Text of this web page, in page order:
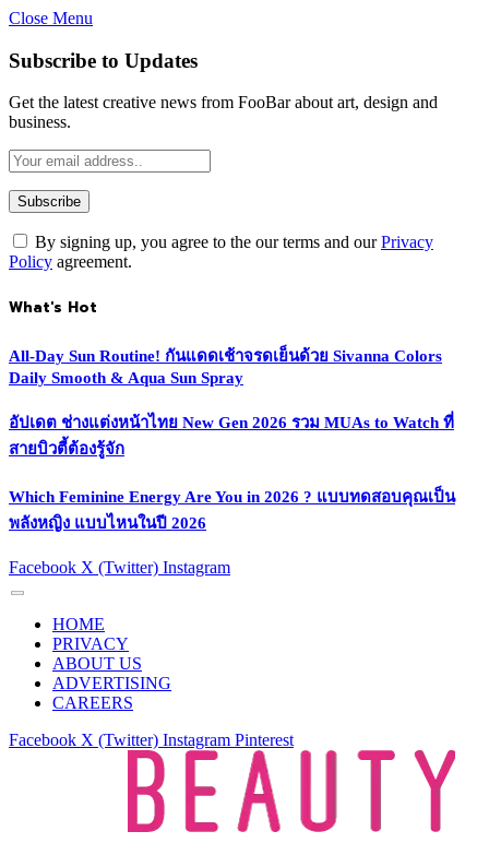
Close Menu
Subscribe to Updates
Get the latest creative news from FooBar about art, design and
business.
By signing up, you agree to the our terms and ourPrivacy
Policy agreement.
What's Hot
All-Day Sun Routine! กันแดดเช้าจรดเย็นด้วย Sivanna Colors
Daily Smooth & Aqua Sun Spray
อัปเดต ช่างแต่งหน้าไทย New Gen 2026 รวม MUAs to Watch ที่
สายบิวตี้ต้องรู้จัก
Which Feminine Energy Are You in 2026 ? แบบทดสอบคุณเป็น
พลังหญิง แบบไหนในปี 2026
Facebook X (Twitter) Instagram
HOME
PRIVACY
ABOUT US
ADVERTISING
CAREERS
Facebook X (Twitter) Instagram Pinterest